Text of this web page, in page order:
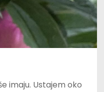
imaju. Ustajem oko